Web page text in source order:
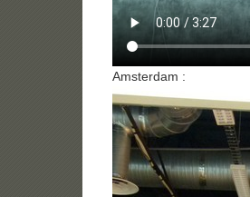
Amsterdam :